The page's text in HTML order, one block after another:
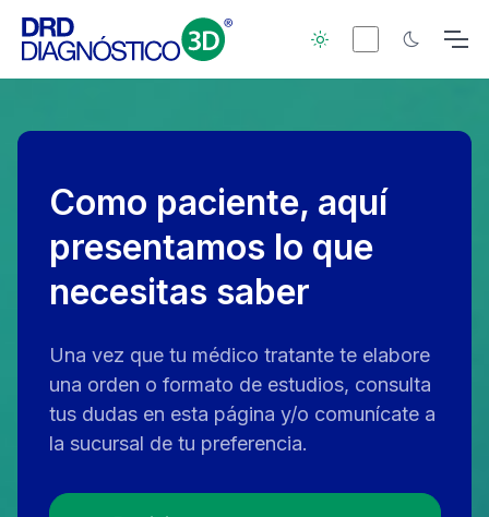
Como paciente, aquí
presentamos lo que
necesitas saber
Una vez que tu médico tratante te elabore
una orden o formato de estudios, consulta
tus dudas en esta página y/o comunícate a
la sucursal de tu preferencia.